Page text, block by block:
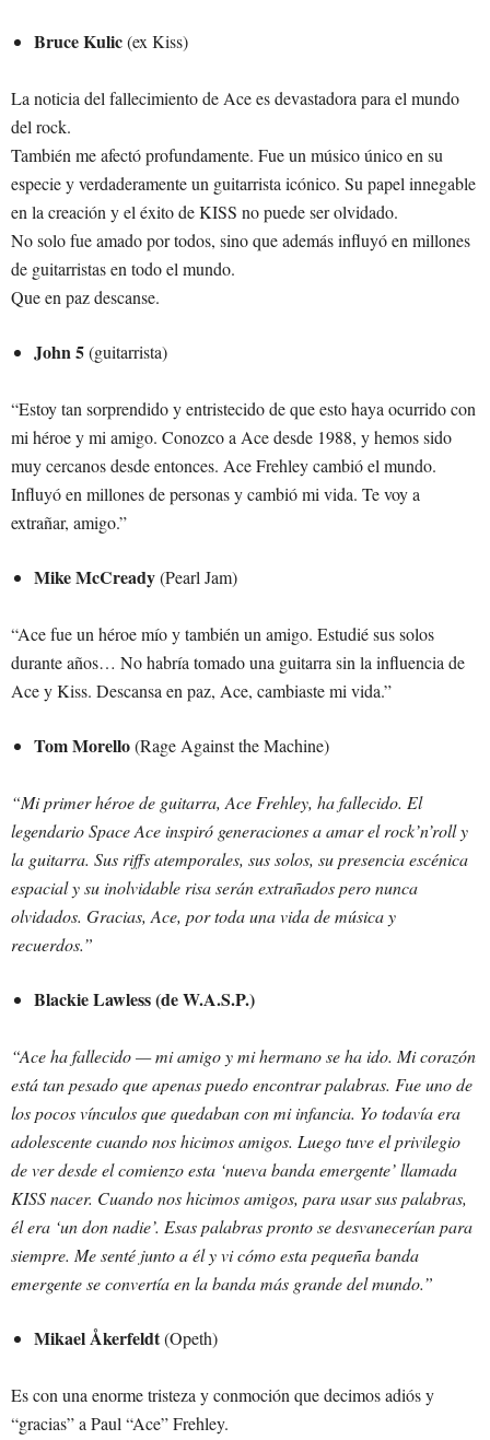
Bruce Kulic(ex Kiss)
La noticia del fallecimiento de Ace es devastadora para el mundo
del rock.
También me afectó profundamente. Fue un músico único en su
especie y verdaderamente un guitarrista icónico. Su papel innegable
en la creación y el éxito de KISS no puede ser olvidado.
No solo fue amado por todos, sino que además influyó en millones
de guitarristas en todo el mundo.
Que en paz descanse.
John 5(guitarrista)
“Estoy tan sorprendido y entristecido de que esto haya ocurrido con
mi héroe y mi amigo. Conozco a Ace desde 1988, y hemos sido
muy cercanos desde entonces. Ace Frehley cambió el mundo.
Influyó en millones de personas y cambió mi vida. Te voy a
extrañar, amigo.”
Mike McCready(Pearl Jam)
“Ace fue un héroe mío y también un amigo. Estudié sus solos
durante años… No habría tomado una guitarra sin la influencia de
Ace y Kiss. Descansa en paz, Ace, cambiaste mi vida.”
Tom Morello(Rage Against the Machine)
“Mi primer héroe de guitarra, Ace Frehley, ha fallecido. El
legendario Space Ace inspiró generaciones a amar el rock’n’roll y
la guitarra. Sus riffs atemporales, sus solos, su presencia escénica
espacial y su inolvidable risa serán extrañados pero nunca
olvidados. Gracias, Ace, por toda una vida de música y
recuerdos.”
Blackie Lawless (de W.A.S.P.)
“Ace ha fallecido — mi amigo y mi hermano se ha ido. Mi corazón
está tan pesado que apenas puedo encontrar palabras. Fue uno de
los pocos vínculos que quedaban con mi infancia. Yo todavía era
adolescente cuando nos hicimos amigos. Luego tuve el privilegio
de ver desde el comienzo esta ‘nueva banda emergente’ llamada
KISS nacer. Cuando nos hicimos amigos, para usar sus palabras,
él era ‘un don nadie’. Esas palabras pronto se desvanecerían para
siempre. Me senté junto a él y vi cómo esta pequeña banda
emergente se convertía en la banda más grande del mundo.”
Mikael Åkerfeldt(Opeth)
Es con una enorme tristeza y conmoción que decimos adiós y
“gracias” a Paul “Ace” Frehley.